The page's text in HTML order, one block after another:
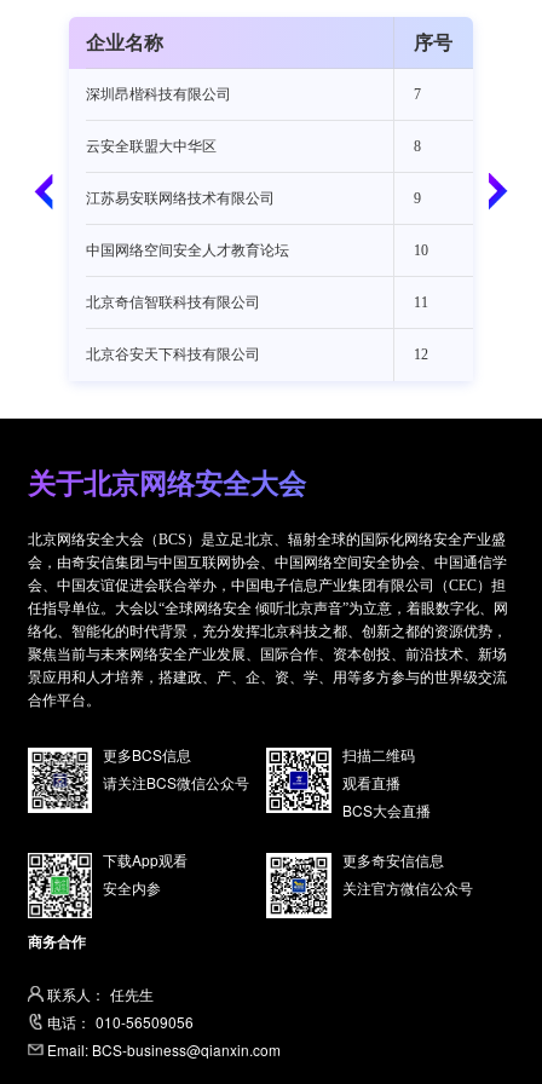
企业名称 序号
深圳昂楷科技有限公司 7
云安全联盟大中华区 8
江苏易安联网络技术有限公司 9
中国网络空间安全人才教育论坛 10
北京奇信智联科技有限公司 11
北京谷安天下科技有限公司 12
关于北京网络安全大会
北京网络安全大会（BCS）是立足北京、辐射全球的国际化网络安全产业盛
会，由奇安信集团与中国互联网协会、中国网络空间安全协会、中国通信学
会、中国友谊促进会联合举办，中国电子信息产业集团有限公司（CEC）担
任指导单位。大会以“全球网络安全 倾听北京声音”为立意，着眼数字化、网
络化、智能化的时代背景，充分发挥北京科技之都、创新之都的资源优势，
聚焦当前与未来网络安全产业发展、国际合作、资本创投、前沿技术、新场
景应用和人才培养，搭建政、产、企、资、学、用等多方参与的世界级交流
合作平台。
更多BCS信息
请关注BCS微信公众号
扫描二维码
观看直播
BCS大会直播
下载App观看
安全内参
更多奇安信信息
关注官方微信公众号
商务合作
联系人： 任先生
电话： 010-56509056
Email: BCS-business@qianxin.com